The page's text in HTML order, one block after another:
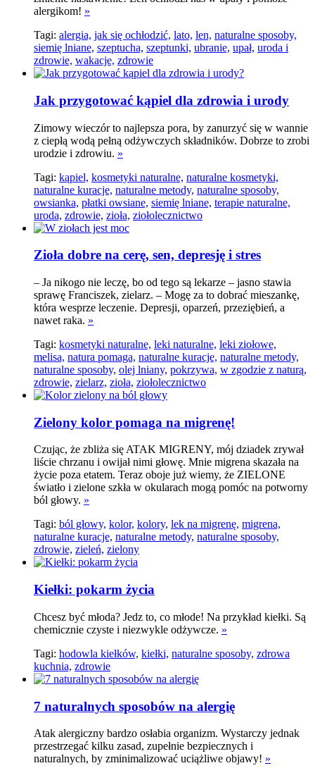
alergikom! »
Tagi: alergia, jak się ochłodzić, lato, len, naturalne sposoby,
siemię lniane, szeptucha, szeptunki, ubranie, upał, uroda i
zdrowie, wakacje, zdrowie
Jak przygotować kąpiel dla zdrowia i urody
Zimowy wieczór to najlepsza pora, by zanurzyć się w wannie
z ciepłą wodą pełną odżywczych składników. Dobrze to zrobi
urodzie i zdrowiu. »
Tagi: kąpiel, kosmetyki naturalne, naturalne kosmetyki,
naturalne kuracje, naturalne metody, naturalne sposoby,
owsianka, płatki owsiane, siemię lniane, terapie naturalne,
uroda, zdrowie, zioła, ziołolecznictwo
Zioła dobre na cerę, sen, depresję i stres
– Ja nikogo nie leczę, bo od tego są lekarze – jasno stawia
sprawę Franciszek, zielarz. – Mogę za to dobrać mieszankę,
która wesprze leczenie. Depresji, oparzeń, przeziębień, a
nawet raka. »
Tagi: kosmetyki naturalne, leki naturalne, leki ziołowe,
melisa, natura pomaga, naturalne kuracje, naturalne metody,
naturalne sposoby, olej lniany, pokrzywa, w zgodzie z naturą,
zdrowie, zielarz, zioła, ziołolecznictwo
Zielony kolor pomaga na migrenę!
Czując, że zbliża się ATAK MIGRENY, mój dziadek zrywał
liście chrzanu i owijał nimi głowę. Mnie migrena skazała na
życie poza etatem. Teraz oboje już wiemy, że ZIELONE
światło i zielone szkła w okularach mogą pomóc na potworny
ból głowy. »
Tagi: ból głowy, kolor, kolory, lek na migrenę, migrena,
naturalne kuracje, naturalne metody, naturalne sposoby,
zdrowie, zieleń, zielony
Kiełki: pokarm życia
Chcesz być młoda? Jedz to, co młode! Na przykład kiełki. Są
chemicznie czyste i niezwykle odżywcze. »
Tagi: hodowla kiełków, kiełki, naturalne sposoby, zdrowa
kuchnia, zdrowie
7 naturalnych sposobów na alergię
Atak alergiczny bardzo osłabia organizm. Wystarczy jednak
przestrzegać kilku zasad, zupełnie bezpiecznych i
naturalnych, by zminimalizować uciążliwe objawy! »